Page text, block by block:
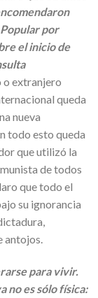
por
el inicio de
o extranjero
queda
nueva
todo esto queda
que utilizó la
de todos
que todo el
su ignorancia
antojos.
para vivir.
no es sólo física: